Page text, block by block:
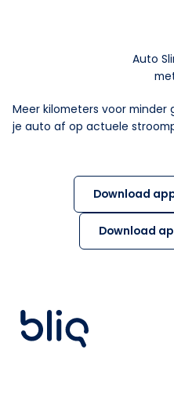
Auto
Meer kilometers voor minder
je auto af op actuele
Download
Download